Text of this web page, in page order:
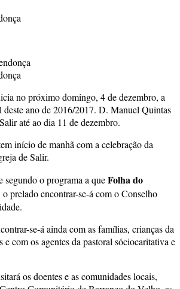
no próximo domingo, 4 de dezembro, a
deste ano de 2016/2017. D. Manuel Quintas
até ao dia 11 de dezembro.
início de manhã com a celebração da
de Salir.
segundo o programa a queFolha do
o prelado encontrar-se-á com o Conselho
se-á ainda com as famílias, crianças da
e com os agentes da pastoral sóciocaritativa e
os doentes e as comunidades locais,